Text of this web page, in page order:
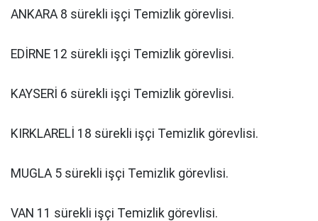
ANKARA 8 sürekli işçi Temizlik görevlisi.
EDİRNE 12 sürekli işçi Temizlik görevlisi.
KAYSERİ 6 sürekli işçi Temizlik görevlisi.
KIRKLARELİ 18 sürekli işçi Temizlik görevlisi.
MUGLA 5 sürekli işçi Temizlik görevlisi.
VAN 11 sürekli işçi Temizlik görevlisi.